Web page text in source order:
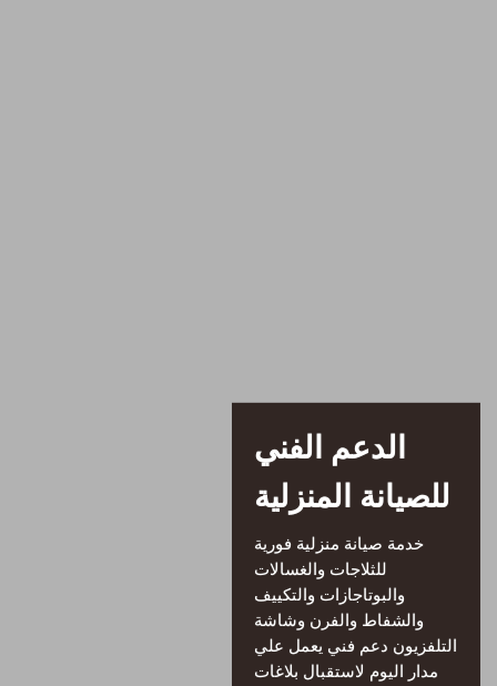
الدعم الفني
للصيانة المنزلية
خدمة صيانة منزلية فورية
للثلاجات والغسالات
والبوتاجازات والتكييف
والشفاط والفرن وشاشة
التلفزيون دعم فني يعمل علي
مدار اليوم لاستقبال بلاغات